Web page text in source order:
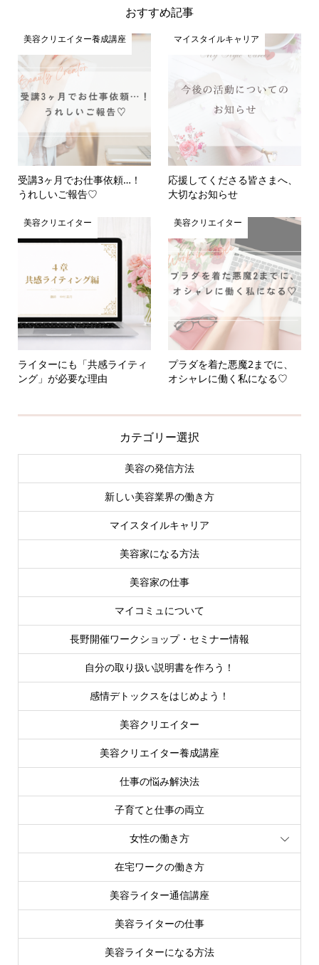
おすすめ記事
美容クリエイター養成講座
受講3ヶ月でお仕事依頼…！
うれしいご報告♡
マイスタイルキャリア
応援してくださる皆さまへ、
大切なお知らせ
美容クリエイター
ライターにも「共感ライティ
ング」が必要な理由
美容クリエイター
プラダを着た悪魔2までに、
オシャレに働く私になる♡
カテゴリー選択
美容の発信方法
新しい美容業界の働き方
マイスタイルキャリア
美容家になる方法
美容家の仕事
マイコミュについて
長野開催ワークショップ・セミナー情報
自分の取り扱い説明書を作ろう！
感情デトックスをはじめよう！
美容クリエイター
美容クリエイター養成講座
仕事の悩み解決法
子育てと仕事の両立
女性の働き方
在宅ワークの働き方
美容ライター通信講座
美容ライターの仕事
美容ライターになる方法